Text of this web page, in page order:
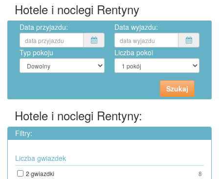
Hotele i noclegi Rentyny
Data przyjazdu: Data wyjazdu:
Typ pokoju Liczba pokoi
Hotele i noclegi Rentyny:
Filtry:
Liczba gwiazdek
2 gwiazdki
8